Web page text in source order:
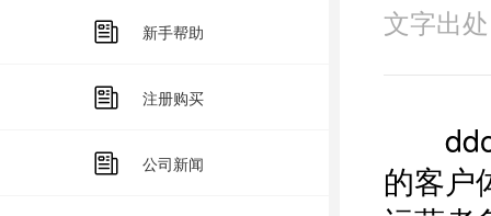
新手帮助
注册购买
公司新闻
文字出
ddos
的客户